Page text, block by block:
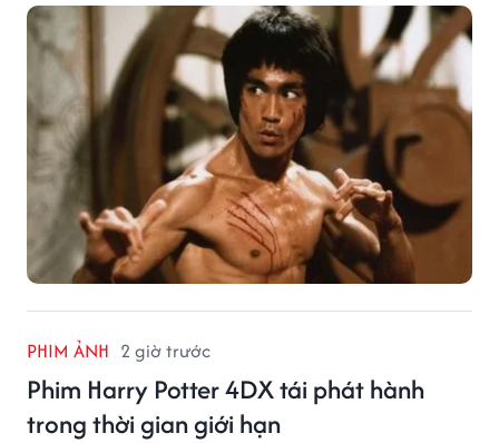
PHIM ẢNH 2 giờ trước
Phim Harry Potter 4DX tái phát hành
trong thời gian giới hạn